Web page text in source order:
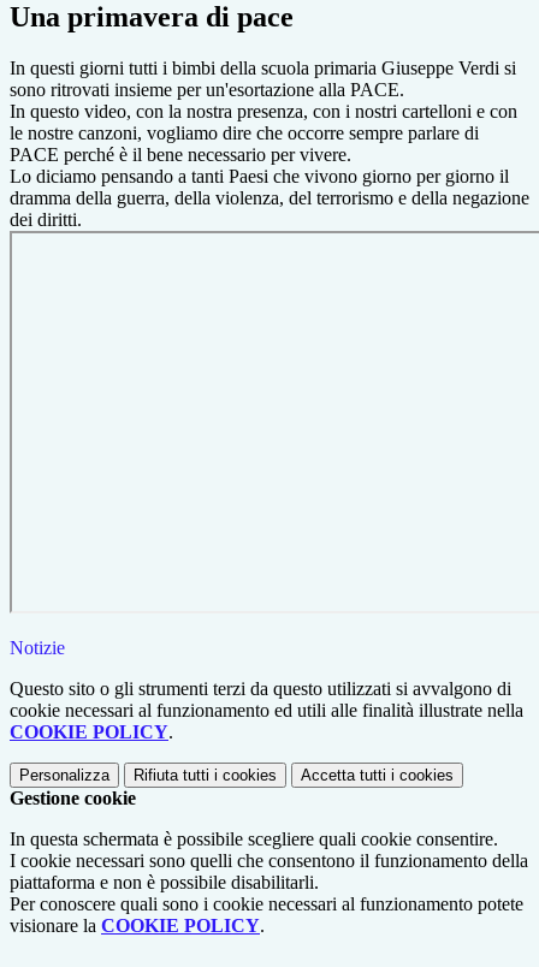
Una primavera di pace
In questi giorni tutti i bimbi della scuola primaria Giuseppe Verdi si
sono ritrovati insieme per un'esortazione alla PACE.
In questo video, con la nostra presenza, con i nostri cartelloni e con
le nostre canzoni, vogliamo dire che occorre sempre parlare di
PACE perché è il bene necessario per vivere.
Lo diciamo pensando a tanti Paesi che vivono giorno per giorno il
dramma della guerra, della violenza, del terrorismo e della negazione
dei diritti.
Notizie
Questo sito o gli strumenti terzi da questo utilizzati si avvalgono di
cookie necessari al funzionamento ed utili alle finalità illustrate nella
COOKIE POLICY.
Personalizza Rifiuta tutti i cookies Accetta tutti i cookies
Gestione cookie
In questa schermata è possibile scegliere quali cookie consentire.
I cookie necessari sono quelli che consentono il funzionamento della
piattaforma e non è possibile disabilitarli.
Per conoscere quali sono i cookie necessari al funzionamento potete
visionare la COOKIE POLICY.